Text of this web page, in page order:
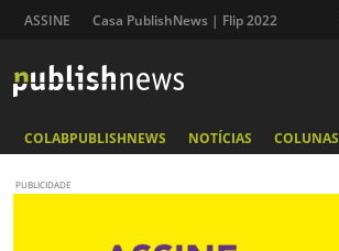
ASSINE Casa PublishNews | Flip 2022
COLABPUBLISHNEWS NOTÍCIAS COLUNAS
PUBLICIDADE